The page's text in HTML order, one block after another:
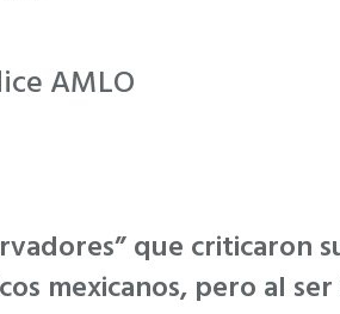
AMLO
que criticaron
mexicanos, pero al